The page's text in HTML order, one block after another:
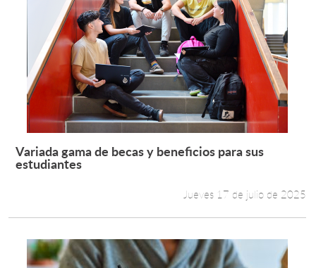
Leer más +
Variada gama de becas y beneficios para sus
estudiantes
Jueves 17 de julio de 2025